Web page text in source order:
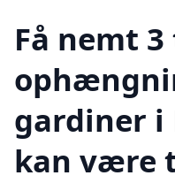
Få nemt
gardiner i
kan være